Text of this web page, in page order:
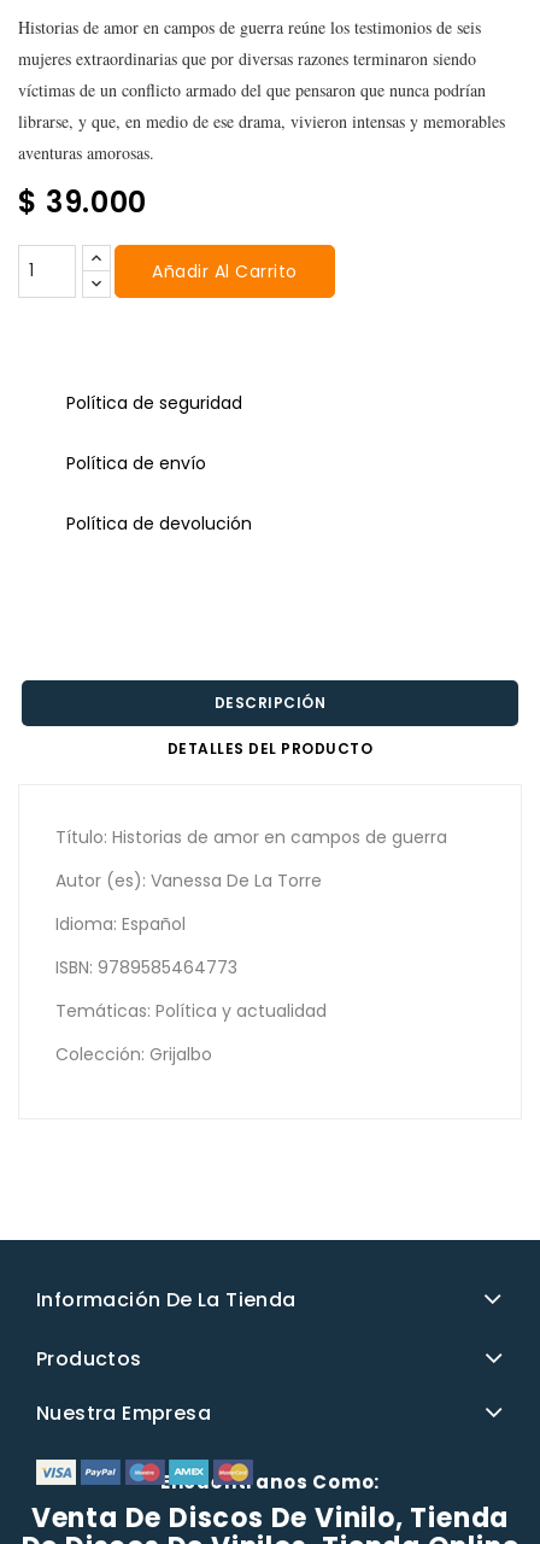
Historias de amor en campos de guerra reúne los testimonios de seis
mujeres extraordinarias que por diversas razones terminaron siendo
víctimas de un conflicto armado del que pensaron que nunca podrían
librarse, y que, en medio de ese drama, vivieron intensas y memorables
aventuras amorosas.
$ 39.000
Añadir Al Carrito
Política de seguridad
Política de envío
Política de devolución
DESCRIPCIÓN
DETALLES DEL PRODUCTO
Título: Historias de amor en campos de guerra
Autor (es): Vanessa De La Torre
Idioma: Español
ISBN: 9789585464773
Temáticas: Política y actualidad
Colección: Grijalbo
Información De La Tienda
Productos
Nuestra Empresa
Encuéntranos Como:
Venta De Discos De Vinilo, Tienda